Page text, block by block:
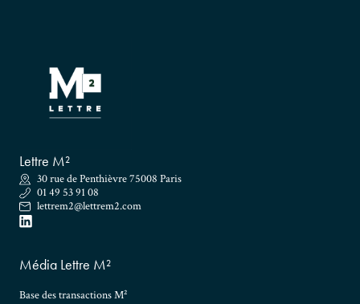
Lettre M²
30 rue de Penthièvre 75008 Paris
01 49 53 91 08
lettrem2@lettrem2.com
Média Lettre M²
Base des transactions M²